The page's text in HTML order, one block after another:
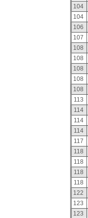
104
104
106
107
108
108
108
108
108
113
114
114
114
117
118
118
118
118
122
123
123